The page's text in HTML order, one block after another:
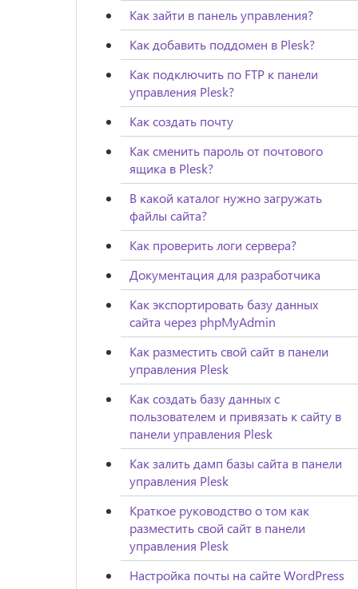
Как зайти в панель управления?
Как добавить поддомен в Plesk?
Как подключить по FTP к панели
управления Plesk?
Как создать почту
Как сменить пароль от почтового
ящика в Plesk?
В какой каталог нужно загружать
файлы сайта?
Как проверить логи сервера?
Документация для разработчика
Как экспортировать базу данных
сайта через phpMyAdmin
Как разместить свой сайт в панели
управления Plesk
Как создать базу данных с
пользователем и привязать к сайту в
панели управления Plesk
Как залить дамп базы сайта в панели
управления Plesk
Краткое руководство о том как
разместить свой сайт в панели
управления Plesk
Настройка почты на сайте WordPress